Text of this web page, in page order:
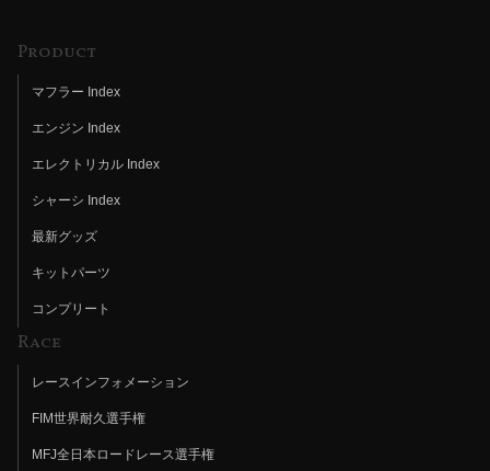
Product
マフラー Index
エンジン Index
エレクトリカル Index
シャーシ Index
最新グッズ
キットパーツ
コンプリート
Race
レースインフォメーション
FIM世界耐久選手権
MFJ全日本ロードレース選手権